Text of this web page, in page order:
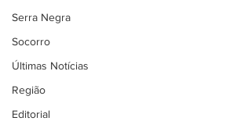
Serra Negra
Socorro
Últimas Notícias
Região
Editorial